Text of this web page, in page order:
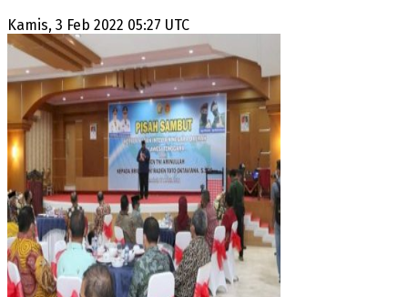
Kamis, 3 Feb 2022 05:27 UTC